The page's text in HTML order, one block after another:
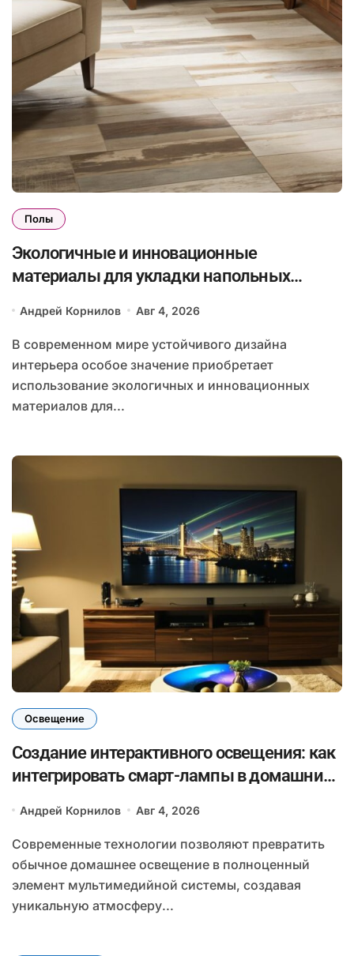
Полы
Экологичные и инновационные
материалы для укладки напольных
интерьера
Андрей Корнилов Авг 4, 2026
В современном мире устойчивого дизайна
интерьера особое значение приобретает
использование экологичных и инновационных
материалов для...
Освещение
Создание интерактивного освещения: как
интегрировать смарт-лампы в домашний
вечеров
Андрей Корнилов Авг 4, 2026
Современные технологии позволяют превратить
обычное домашнее освещение в полноценный
элемент мультимедийной системы, создавая
уникальную атмосферу...